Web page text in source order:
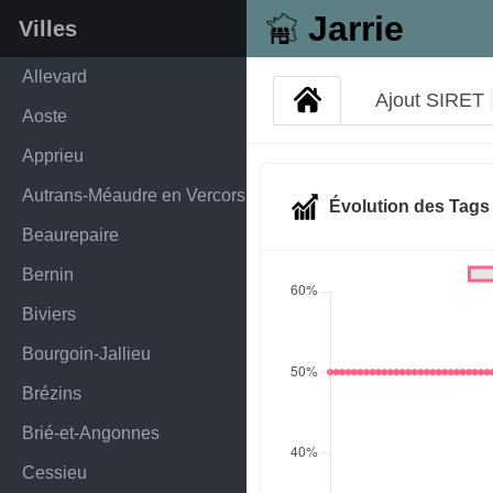
Jarrie
Villes
Allevard
Aoste
Apprieu
Autrans-Méaudre en Vercors
Beaurepaire
Bernin
Biviers
Bourgoin-Jallieu
Brézins
Brié-et-Angonnes
Cessieu
Ajout SIRET
Évolution des